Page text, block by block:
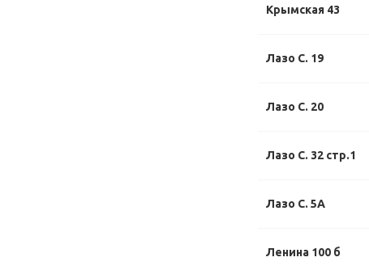
Крымская 43
Лазо С. 19
Лазо С. 20
Лазо С. 32 стр.1
Лазо С. 5А
Ленина 100 б